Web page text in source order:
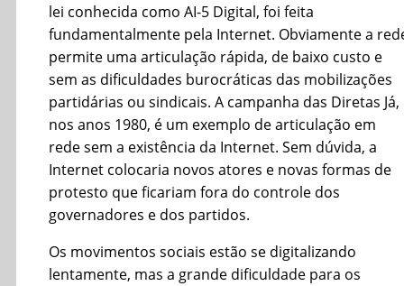
lei conhecida como AI-5 Digital, foi feita
fundamentalmente pela Internet. Obviamente a
permite uma articulação rápida, de baixo custo e
sem as dificuldades burocráticas das mobilizações
partidárias ou sindicais. A campanha das Diretas Já,
nos anos 1980, é um exemplo de articulação em
rede sem a existência da Internet. Sem dúvida, a
Internet colocaria novos atores e novas formas de
protesto que ficariam fora do controle dos
governadores e dos partidos.
Os movimentos sociais estão se digitalizando
lentamente, mas a grande dificuldade para os